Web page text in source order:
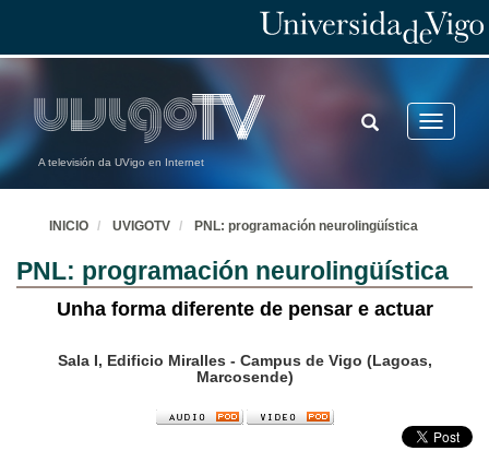
A televisión da UVigo en Internet
Toggle
TOGGLE
SEARCH
INICIO UVIGOTV PNL: programación neurolingüística
PNL: programación neurolingüística
Unha forma diferente de pensar e actuar
Sala I, Edificio Miralles - Campus de Vigo (Lagoas,
Marcosende)